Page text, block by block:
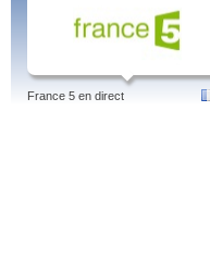
France 5 en direct